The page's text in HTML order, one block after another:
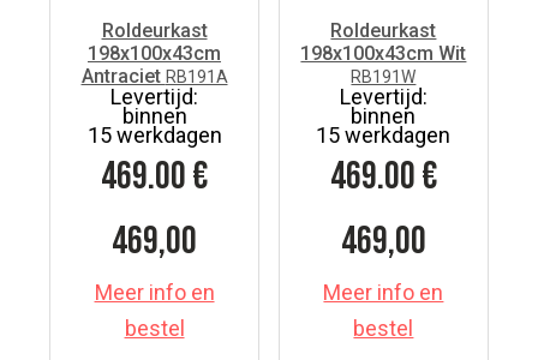
Roldeurkast
198x100x43cm
Antraciet RB191A
Levertijd:
binnen
15 werkdagen
469.00€
469,00
Meer info en
bestel
Roldeurkast
198x100x43cm Wit
RB191W
Levertijd:
binnen
15 werkdagen
469.00€
469,00
Meer info en
bestel